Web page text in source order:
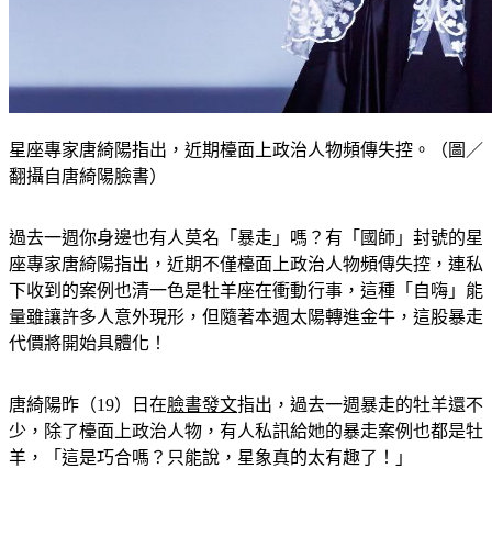
星座專家唐綺陽指出，近期檯面上政治人物頻傳失控。（圖／
翻攝自唐綺陽臉書）
過去一週你身邊也有人莫名「暴走」嗎？有「國師」封號的星
座專家唐綺陽指出，近期不僅檯面上政治人物頻傳失控，連私
下收到的案例也清一色是牡羊座在衝動行事，這種「自嗨」能
量雖讓許多人意外現形，但隨著本週太陽轉進金牛，這股暴走
代價將開始具體化！
唐綺陽昨（19）日在臉書發文指出，過去一週暴走的牡羊還不
少，除了檯面上政治人物，有人私訊給她的暴走案例也都是牡
羊，「這是巧合嗎？只能說，星象真的太有趣了！」